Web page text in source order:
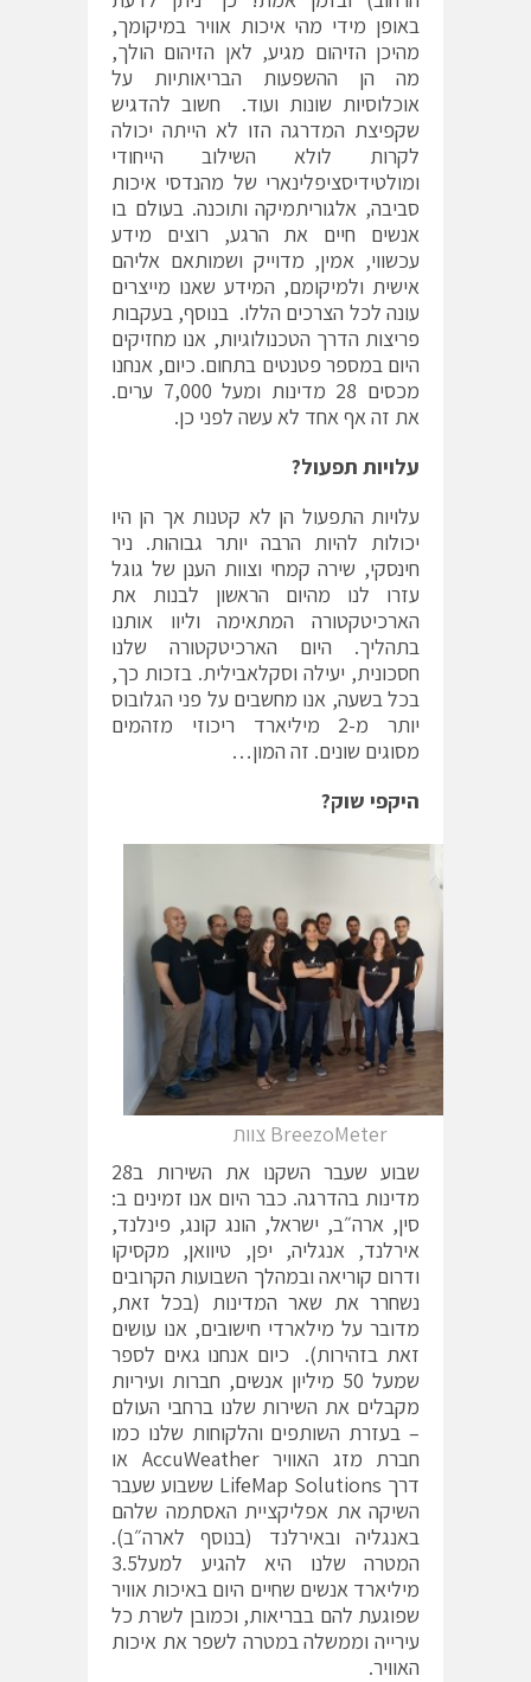
באופן מידי מהי איכות אוויר במיקומך,
מהיכן הזיהום מגיע, לאן הזיהום הולך,
מה הן ההשפעות הבריאותיות על
אוכלוסיות שונות ועוד. חשוב להדגיש
שקפיצת המדרגה הזו לא הייתה יכולה
לקרות לולא השילוב הייחודי
ומולטידיסציפלינארי של מהנדסי איכות
סביבה, אלגוריתמיקה ותוכנה. בעולם בו
אנשים חיים את הרגע, רוצים מידע
עכשווי, אמין, מדוייק ושמותאם אליהם
אישית ולמיקומם, המידע שאנו מייצרים
עונה לכל הצרכים הללו. בנוסף, בעקבות
פריצות הדרך הטכנולוגיות, אנו מחזיקים
היום במספר פטנטים בתחום. כיום, אנחנו
מכסים 28 מדינות ומעל 7,000 ערים.
את זה אף אחד לא עשה לפני כן.
עלויות תפעול?
עלויות התפעול הן לא קטנות אך הן היו
יכולות להיות הרבה יותר גבוהות. ניר
חינסקי, שירה קמחי וצוות הענן של גוגל
עזרו לנו מהיום הראשון לבנות את
הארכיטקטורה המתאימה וליוו אותנו
בתהליך. היום הארכיטקטורה שלנו
חסכונית, יעילה וסקלאבילית. בזכות כך,
בכל בשעה, אנו מחשבים על פני הגלובוס
יותר מ-2 מיליארד ריכוזי מזהמים
מסוגים שונים. זה המון…
היקפי שוק?
BreezoMeter צוות
שבוע שעבר השקנו את השירות ב28
מדינות בהדרגה. כבר היום אנו זמינים ב:
סין, ארה״ב, ישראל, הונג קונג, פינלנד,
אירלנד, אנגליה, יפן, טיוואן, מקסיקו
ודרום קוריאה ובמהלך השבועות הקרובים
נשחרר את שאר המדינות (בכל זאת,
מדובר על מילארדי חישובים, אנו עושים
זאת בזהירות). כיום אנחנו גאים לספר
שמעל 50 מיליון אנשים, חברות ועיריות
מקבלים את השירות שלנו ברחבי העולם
– בעזרת השותפים והלקוחות שלנו כמו
חברת מזג האוויר AccuWeather או
דרך LifeMap Solutions ששבוע שעבר
השיקה את אפליקציית האסתמה שלהם
באנגליה ובאירלנד (בנוסף לארה״ב).
המטרה שלנו היא להגיע למעל3.5
מיליארד אנשים שחיים היום באיכות אוויר
שפוגעת להם בבריאות, וכמובן לשרת כל
עירייה וממשלה במטרה לשפר את איכות
האוויר.